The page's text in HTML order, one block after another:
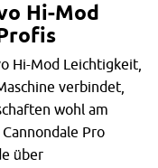
Hi-Mod
Hi-Mod Leichtigkeit,
verbindet,
wohl am
Pro
über